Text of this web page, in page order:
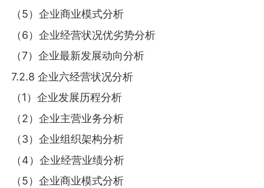
（5）企业商业模式分析
（6）企业经营状况优劣势分析
（7）企业最新发展动向分析
7.2.8 企业六经营状况分析
（1）企业发展历程分析
（2）企业主营业务分析
（3）企业组织架构分析
（4）企业经营业绩分析
（5）企业商业模式分析